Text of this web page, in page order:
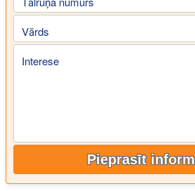
Vārds
Interese
Pieprasīt